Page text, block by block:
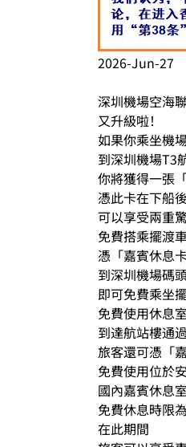
2026-Jun-27
深圳機場空海
又升級啦！
如果你乘坐機
到深圳機場T3
你將獲得一張
憑此卡在下船後
可以享受兩重
免費搭乘擺渡
憑「嘉賓休息卡
到深圳機場碼
即可免費乘坐
免費使用休息室
到達航站樓通
旅客還可憑「
免費使用位於
國內嘉賓休息室
免費休息時限
在此期間